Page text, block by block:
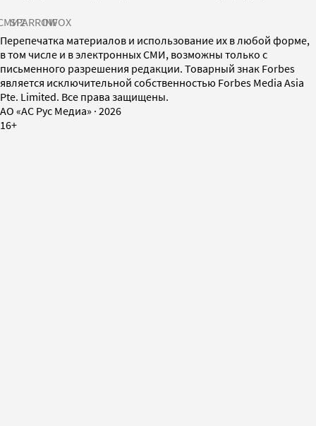
SPARROWINFOX
Перепечатка материалов и использование их в любой форме,
в том числе и в электронных СМИ, возможны только с
письменного разрешения редакции. Товарный знак Forbes
является исключительной собственностью Forbes Media Asia
Pte. Limited. Все права защищены.
AO «АС Рус Медиа» · 2026
16+